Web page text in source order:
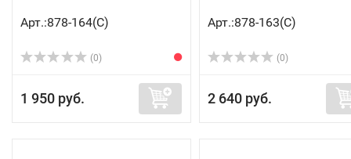
Арт.:878-164(C)
(0)
1 950 руб.
Арт.:878-163(C)
(0)
2 640 руб.